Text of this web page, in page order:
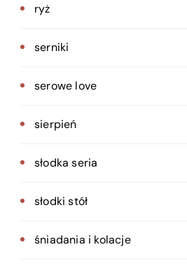
ryż
serniki
serowe love
sierpień
słodka seria
słodki stół
śniadania i kolacje